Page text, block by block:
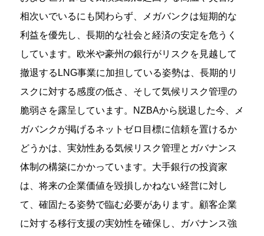
相次いでいるにも関わらず、メガバンクは短期的な
利益を優先し、長期的な社会と経済の安定を危うく
しています。欧米や豪州の銀行がリスクを見越して
撤退するLNG事業に加担している姿勢は、長期的リ
スクに対する感度の低さ、そして気候リスク管理の
脆弱さを露呈しています。NZBAから脱退した今、メ
ガバンクが掲げるネットゼロ目標に信頼を置けるか
どうかは、実効性ある気候リスク管理とガバナンス
体制の構築にかかっています。大手銀行の投資家
は、将来の企業価値を毀損しかねない経営に対し
て、確固たる姿勢で臨む必要があります。顧客企業
に対する移行支援の実効性を確保し、ガバナンス強